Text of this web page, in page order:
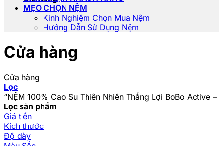
MẸO CHỌN NỆM
Kinh Nghiệm Chọn Mua Nệm
Hướng Dẫn Sử Dụng Nệm
Cửa hàng
Cửa hàng
Lọc
“NỆM 100% Cao Su Thiên Nhiên Thắng Lợi BoBo Active
Lọc sản phẩm
Giá tiền
Kích thước
Độ dày